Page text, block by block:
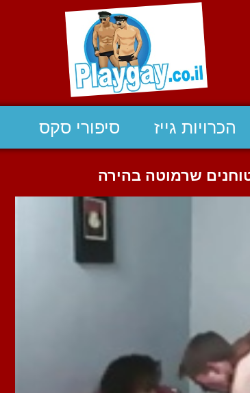
הכרויות גייז סיפורי סקס
שרמוטה בהירה